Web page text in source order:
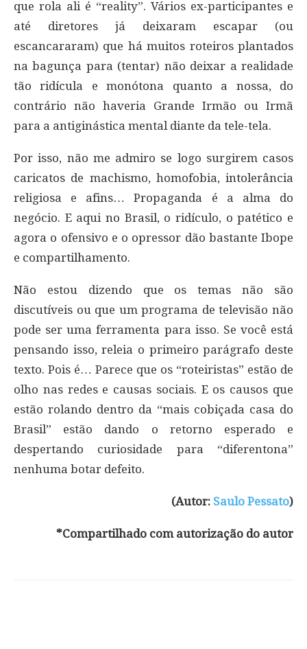
que rola ali é “reality”. Vários ex-participantes e
até diretores já deixaram escapar (ou
escancararam) que há muitos roteiros plantados
na bagunça para (tentar) não deixar a realidade
tão ridícula e monótona quanto a nossa, do
contrário não haveria Grande Irmão ou Irmã
para a antiginástica mental diante da tele-tela.
Por isso, não me admiro se logo surgirem casos
caricatos de machismo, homofobia, intolerância
religiosa e afins… Propaganda é a alma do
negócio. E aqui no Brasil, o ridículo, o patético e
agora o ofensivo e o opressor dão bastante Ibope
e compartilhamento.
Não estou dizendo que os temas não são
discutíveis ou que um programa de televisão não
pode ser uma ferramenta para isso. Se você está
pensando isso, releia o primeiro parágrafo deste
texto. Pois é… Parece que os “roteiristas” estão de
olho nas redes e causas sociais. E os causos que
estão rolando dentro da “mais cobiçada casa do
Brasil” estão dando o retorno esperado e
despertando curiosidade para “diferentona”
nenhuma botar defeito.
(Autor: Saulo Pessato)
*Compartilhado com autorização do autor